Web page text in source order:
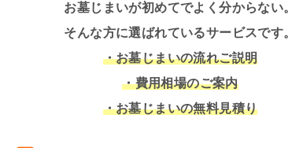
お墓じまいが初めてでよく分からない。
そんな方に選ばれているサービスです。
・お墓じまいの流れご説明
・費用相場のご案内
・お墓じまいの無料見積り